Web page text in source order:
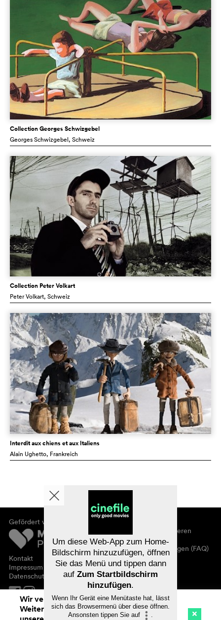
Collection Georges Schwizgebel
Georges Schwizgebel, Schweiz
Collection Peter Volkart
Peter Volkart, Schweiz
Interdit aux chiens et aux Italiens
Alain Ughetto, Frankreich
Gefördert von
Kontakt
Impressum
Datenschutz
Registrieren/abonnieren
Newsletter
Häufig gestellte Fragen (FAQ)
Gutscheine
Wir verwenden Cookies. Mit dem
Weitersurfen auf cinefile.ch stimmen Sie
Um diese Web-App zum Home-
Bildschirm hinzuzufügen, öffnen
Sie das Menü und tippen dann
auf Zum Startbildschirm
hinzufügen.
Wenn Ihr Gerät eine Menütaste hat, lässt
sich das Browsermenü über diese öffnen.
Ansonsten tippen Sie auf
.